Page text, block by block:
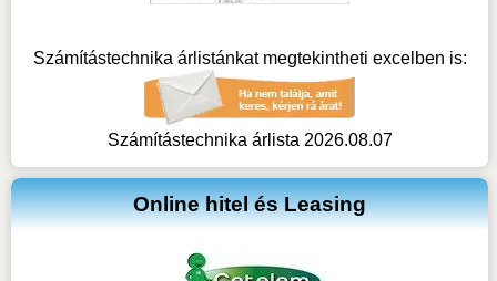
Számítástechnika árlistánkat megtekintheti excelben is:
Számítástechnika árlista 2026.08.07
Online hitel és Leasing